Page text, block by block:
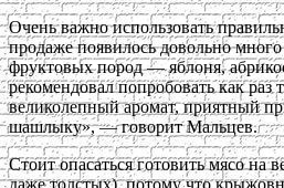
Очень важно использовать
продаже появилось довольно много
фруктовых пород — яблоня,
рекомендовал попробовать как раз
великолепный аромат, приятный
шашлыку», — говорит Мальцев.
Стоит опасаться готовить мясо на
даже толстых), потому что